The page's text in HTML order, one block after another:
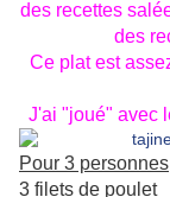
des recettes
des
Ce plat est
J'ai "joué" avec
Pour 3 personnes
3 filets de poulet